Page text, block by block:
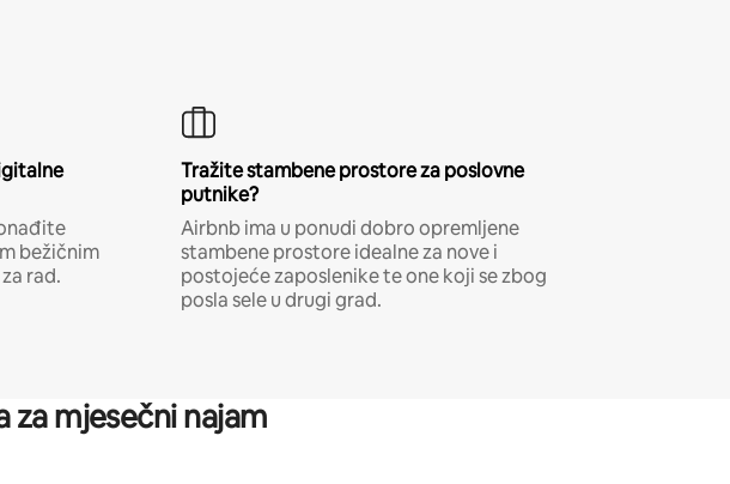
bežičnim
rad.
Tražite stambene prostore za poslovne
putnike?
Airbnb ima u ponudi dobro opremljene
stambene prostore idealne za nove i
postojeće zaposlenike te one koji se zbog
posla sele u drugi grad.
za mjesečni najam